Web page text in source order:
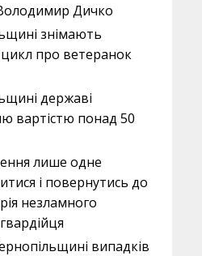
Дичко
знімають
про ветеранок
державі
вартістю понад 50
лише одне
і повернутись до
незламного
випадків